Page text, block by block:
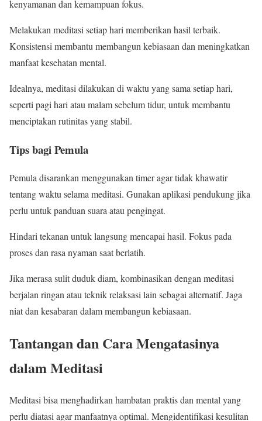
kenyamanan dan kemampuan fokus.
Melakukan meditasi setiap hari memberikan hasil terbaik.
Konsistensi membantu membangun kebiasaan dan meningkatkan
manfaat kesehatan mental.
Idealnya, meditasi dilakukan di waktu yang sama setiap hari,
seperti pagi hari atau malam sebelum tidur, untuk membantu
menciptakan rutinitas yang stabil.
Tips bagi Pemula
Pemula disarankan menggunakan timer agar tidak khawatir
tentang waktu selama meditasi. Gunakan aplikasi pendukung jika
perlu untuk panduan suara atau pengingat.
Hindari tekanan untuk langsung mencapai hasil. Fokus pada
proses dan rasa nyaman saat berlatih.
Jika merasa sulit duduk diam, kombinasikan dengan meditasi
berjalan ringan atau teknik relaksasi lain sebagai alternatif. Jaga
niat dan kesabaran dalam membangun kebiasaan.
Tantangan dan Cara Mengatasinya
dalam Meditasi
Meditasi bisa menghadirkan hambatan praktis dan mental yang
perlu diatasi agar manfaatnya optimal. Mengidentifikasi kesulitan